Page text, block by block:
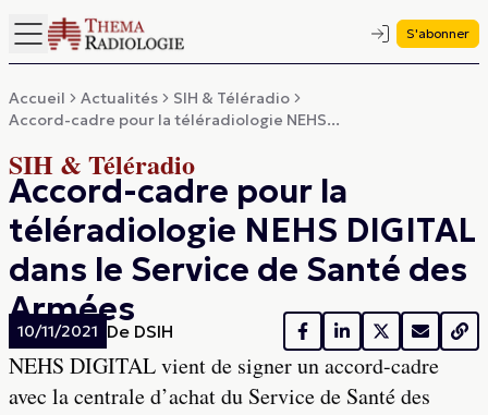
S'abonner
Accueil Actualités
SIH & Téléradio
Accord-cadre pour la téléradiologie NEHS...
SIH & Téléradio
Accord-cadre pour la
téléradiologie NEHS DIGITAL
dans le Service de Santé des
Armées
10/11/2021 De DSIH
NEHS DIGITAL vient de signer un accord-cadre
avec la centrale d’achat du Service de Santé des